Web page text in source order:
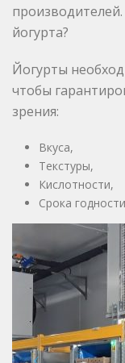
йогурта?
Йогурты
чтобы
зрения:
Вкуса,
Текстуры,
Кислотности,
Срока